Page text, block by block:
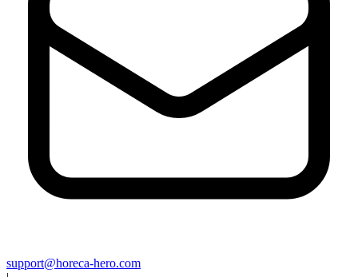
support@horeca-hero.com